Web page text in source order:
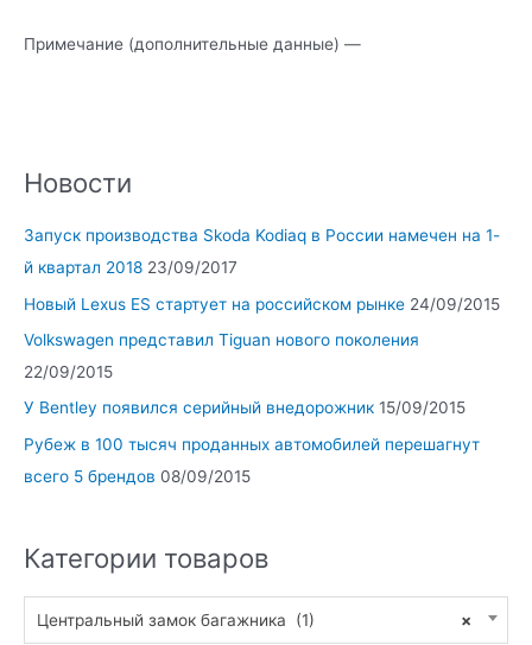
Новости
Запуск производства Skoda Kodiaq в России намечен на 1-
й квартал 2018 23/09/2017
Новый Lexus ES стартует на российском рынке 24/09/2015
Volkswagen представил Tiguan нового поколения
22/09/2015
У Bentley появился серийный внедорожник 15/09/2015
Рубеж в 100 тысяч проданных автомобилей перешагнут
всего 5 брендов 08/09/2015
Категории товаров
×
Центральный замок багажника (1)
Примечание (дополнительные данные) —